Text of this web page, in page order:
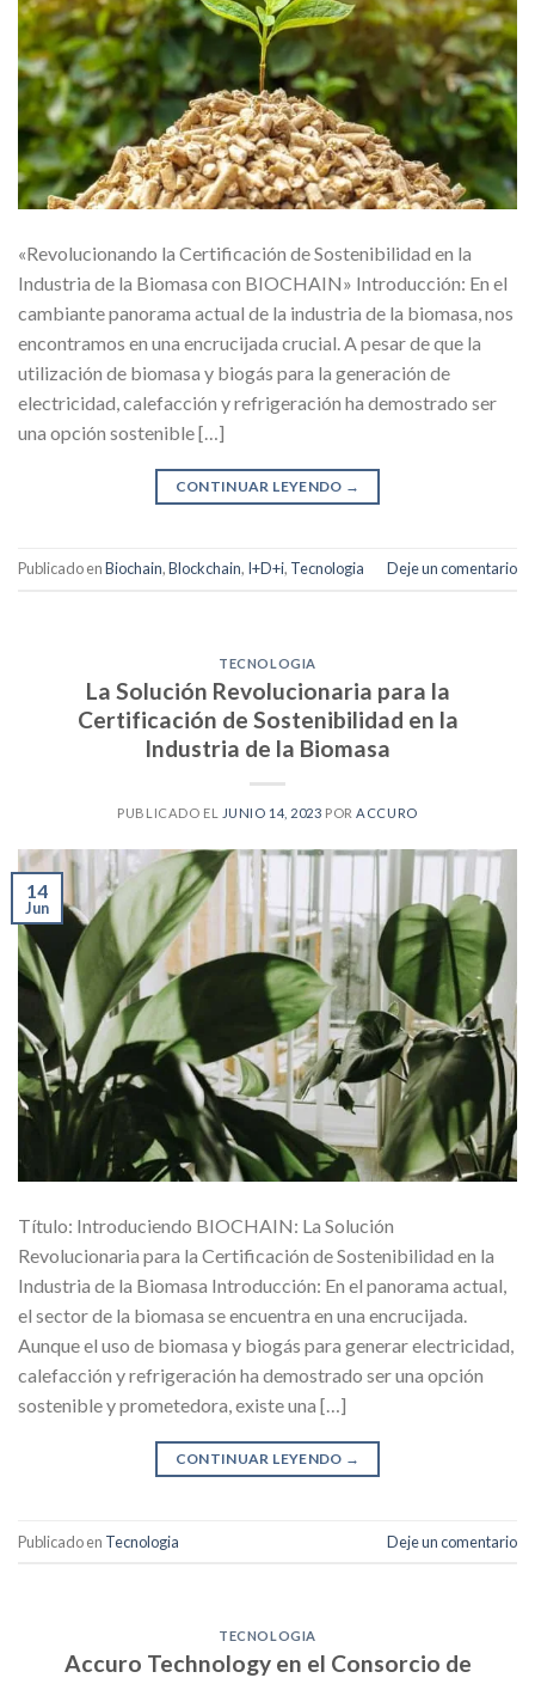
«Revolucionando la Certificación de Sostenibilidad en la
Industria de la Biomasa con BIOCHAIN» Introducción: En el
cambiante panorama actual de la industria de la biomasa, nos
encontramos en una encrucijada crucial. A pesar de que la
utilización de biomasa y biogás para la generación de
electricidad, calefacción y refrigeración ha demostrado ser
una opción sostenible […]
CONTINUAR LEYENDO →
Publicado enBiochain,Blockchain, I+D+i, Tecnologia Deje un comentario
TECNOLOGIA
La Solución Revolucionaria para la
Certificación de Sostenibilidad en la
Industria de la Biomasa
PUBLICADO EL JUNIO 14, 2023 POR ACCURO
14
Jun
Título: Introduciendo BIOCHAIN: La Solución
Revolucionaria para la Certificación de Sostenibilidad en la
Industria de la Biomasa Introducción: En el panorama actual,
el sector de la biomasa se encuentra en una encrucijada.
Aunque el uso de biomasa y biogás para generar electricidad,
calefacción y refrigeración ha demostrado ser una opción
sostenible y prometedora, existe una […]
CONTINUAR LEYENDO →
Publicado en Tecnologia Deje un comentario
TECNOLOGIA
Accuro Technology en el Consorcio de